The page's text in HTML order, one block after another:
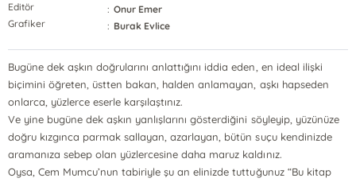
Editör
: Onur Emer
Grafiker
: Burak Evlice
Bugüne dek aşkın doğrularını anlattığını iddia eden, en ideal ilişki
biçimini öğreten, üstten bakan, halden anlamayan, aşkı hapseden
onlarca, yüzlerce eserle karşılaştınız.
Ve yine bugüne dek aşkın yanlışlarını gösterdiğini söyleyip, yüzünüze
doğru kızgınca parmak sallayan, azarlayan, bütün suçu kendinizde
aramanıza sebep olan yüzlercesine daha maruz kaldınız.
Oysa, Cem Mumcu’nun tabiriyle şu an elinizde tuttuğunuz “Bu kitap